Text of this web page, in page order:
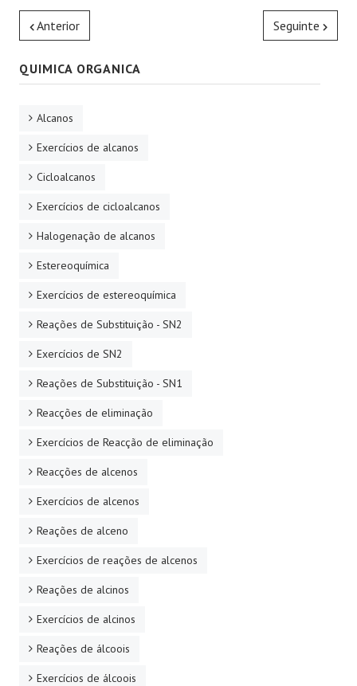
Anterior Seguinte
QUIMICA ORGANICA
Alcanos
Exercícios de alcanos
Cicloalcanos
Exercícios de cicloalcanos
Halogenação de alcanos
Estereoquímica
Exercícios de estereoquímica
Reações de Substituição - SN2
Exercícios de SN2
Reações de Substituição - SN1
Reacções de eliminação
Exercícios de Reacção de eliminação
Reacções de alcenos
Exercícios de alcenos
Reações de alceno
Exercícios de reações de alcenos
Reações de alcinos
Exercícios de alcinos
Reações de álcoois
Exercícios de álcoois